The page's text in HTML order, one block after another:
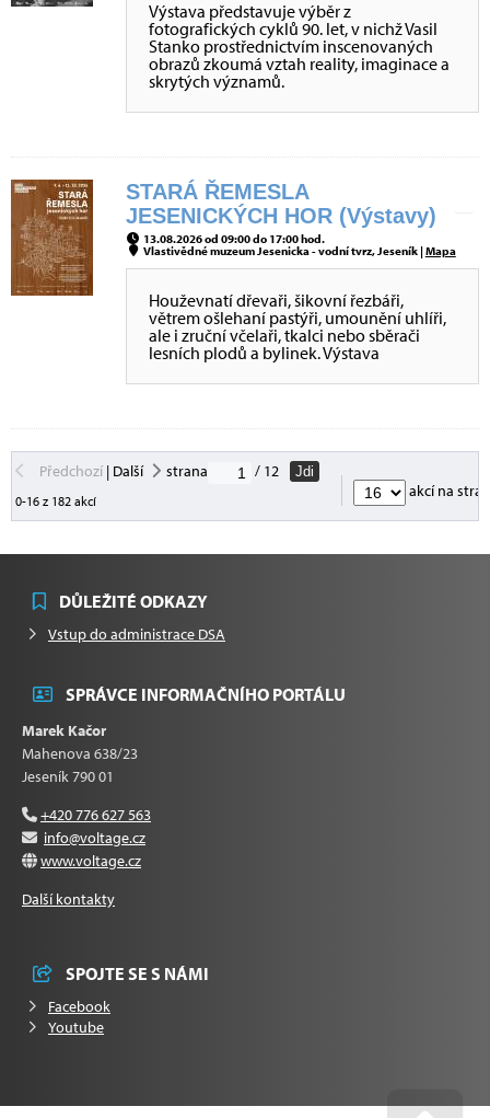
Výstava představuje výběr z
fotografických cyklů 90. let, v nichž Vasil
Stanko prostřednictvím inscenovaných
obrazů zkoumá vztah reality, imaginace a
skrytých významů.
STARÁ ŘEMESLA
JESENICKÝCH HOR (Výstavy)
13.08.2026 od 09:00 do 17:00 hod.
Vlastivědné muzeum Jesenicka - vodní tvrz, Jeseník |Mapa
Houževnatí dřevaři, šikovní řezbáři,
větrem ošlehaní pastýři, umounění uhlíři,
ale i zruční včelaři, tkalci nebo sběrači
lesních plodů a bylinek. Výstava
Předchozí| Další strana / 12
Jdi
0-16 z 182 akcí
akcí na
DŮLEŽITÉ ODKAZY
Vstup do administrace DSA
SPRÁVCE INFORMAČNÍHO PORTÁLU
Marek Kačor
Mahenova 638/23
Jeseník 790 01
+420 776 627 563
info@voltage.cz
www.voltage.cz
Další kontakty
SPOJTE SE S NÁMI
Facebook
Youtube